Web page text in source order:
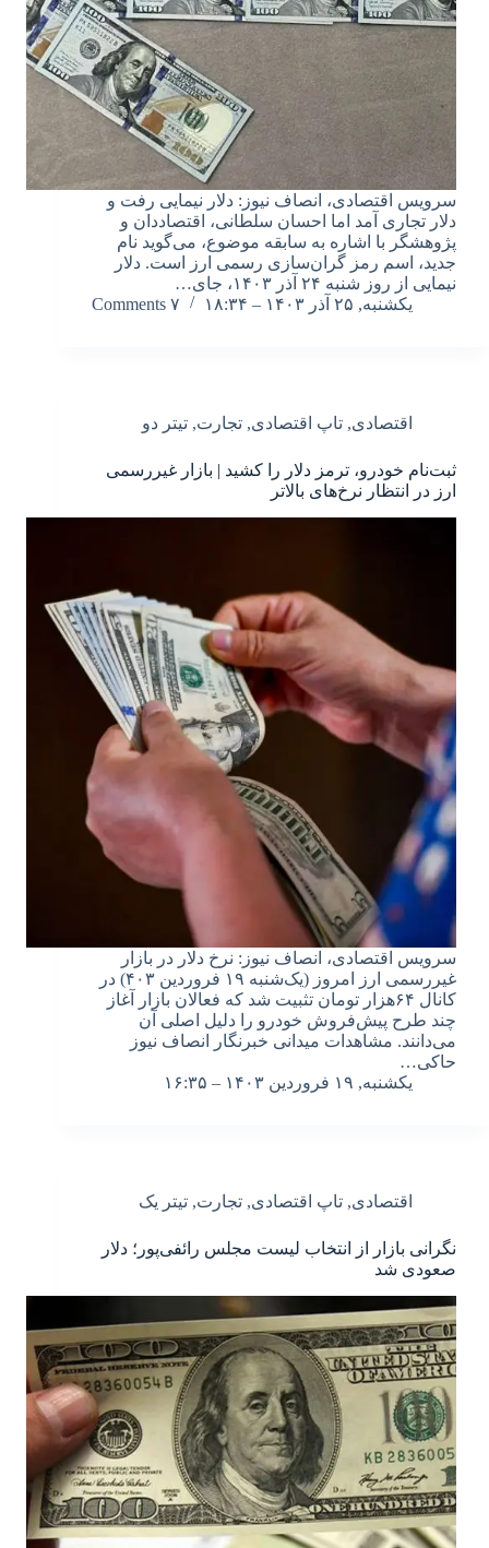
سرویس اقتصادی، انصاف نیوز: دلار نیمایی رفت و
دلار تجاری آمد اما احسان سلطانی، اقتصاددان و
پژوهشگر با اشاره به سابقه موضوع، می‌گوید نام
جدید، اسم رمز گران‌سازی رسمی ارز است. دلار
نیمایی از روز شنبه ۲۴ آذر ۱۴۰۳، جای…
یکشنبه, ۲۵ آذر ۱۴۰۳ – ۱۸:۳۴
۷ Comments
اقتصادی, تاپ اقتصادی, تجارت, تیتر دو
ثبت‌نام خودرو، ترمز دلار را کشید | بازار غیررسمی
ارز در انتظار نرخ‌های بالاتر
سرویس اقتصادی، انصاف نیوز: نرخ دلار در بازار
غیررسمی ارز امروز (یک‌شنبه ۱۹ فروردین ۴۰۳) در
کانال ۶۴هزار تومان تثبیت شد که فعالان بازار آغاز
چند طرح پیش‌فروش خودرو را دلیل اصلی آن
می‌دانند. مشاهدات میدانی خبرنگار انصاف نیوز
حاکی…
یکشنبه, ۱۹ فروردین ۱۴۰۳ – ۱۶:۳۵
اقتصادی, تاپ اقتصادی, تجارت, تیتر یک
نگرانی بازار از انتخاب لیست مجلس رائفی‌پور؛ دلار
صعودی شد